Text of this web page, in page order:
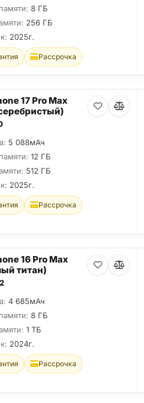
8 ГБ
256 ГБ
2025г.
Рассрочка
17 Pro Max
5 088мАч
12 ГБ
512 ГБ
2025г.
Рассрочка
16 Pro Max
титан)
4 685мАч
8 ГБ
1 ТБ
2024г.
Рассрочка